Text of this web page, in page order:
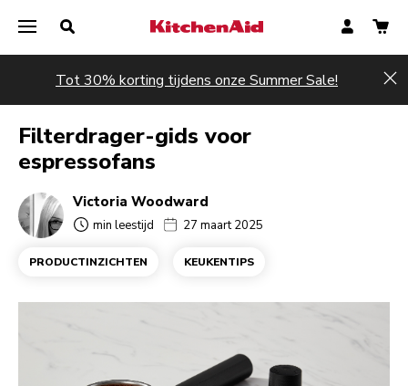
Tot 30% korting tijdens onze Summer Sale!
Filterdrager-gids voor
espressofans
Victoria Woodward
min leestijd 27 maart 2025
PRODUCTINZICHTEN KEUKENTIPS